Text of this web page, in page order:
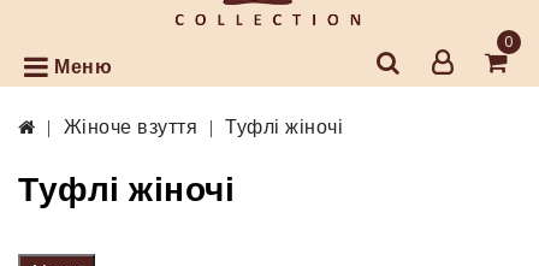
Меню
0
Жіноче взуття Туфлі жіночі
Туфлі жіночі